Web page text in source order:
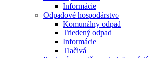
Informácie
Odpadové hospodárstvo
Komunálny odpad
Triedený odpad
Informácie
Tlačivá